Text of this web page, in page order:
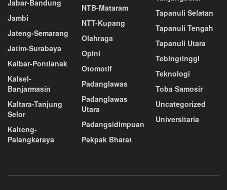
Jabar-Bandung
Jambi
Jateng-Semarang
Jatim-Surabaya
Kalbar-Pontianak
Kalsel-
Banjarmasin
Kaltara-Tanjung
Selor
Kalteng-
Palangkaraya
NTB-Mataram
NTT-Kupang
Olahraga
Opini
Otomotif
Padanglawas
Padanglawas
Utara
Padangsidimpuan
Pakpak Bharat
Tapanuli Selatan
Tapanuli Tengah
Tapanuli Utara
Tebingtinggi
Teknologi
Toba Samosir
Uncategorized
Universitaria